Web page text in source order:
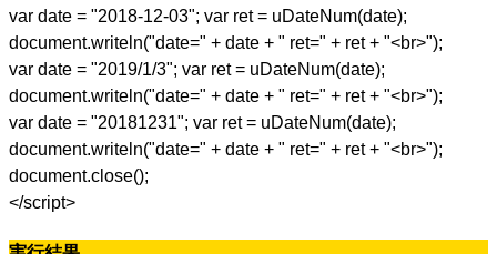
var date = "2018-12-03"; var ret = uDateNum(date);
document.writeln("date=" + date + " ret=" + ret + "<br>");
var date = "2019/1/3"; var ret = uDateNum(date);
document.writeln("date=" + date + " ret=" + ret + "<br>");
var date = "20181231"; var ret = uDateNum(date);
document.writeln("date=" + date + " ret=" + ret + "<br>");
document.close();
</script>